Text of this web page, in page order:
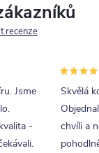
recenze
Jsme
-
Skvělá
chvíli a